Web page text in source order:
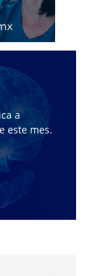
a
este mes.